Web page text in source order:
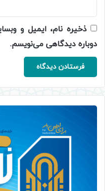
ذخیره نام، ایمیل و
دوباره دیدگاهی می‌نویسم.